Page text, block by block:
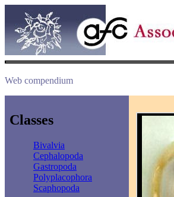
Web compendium
Classes
Bivalvia
Cephalopoda
Gastropoda
Polyplacophora
Scaphopoda